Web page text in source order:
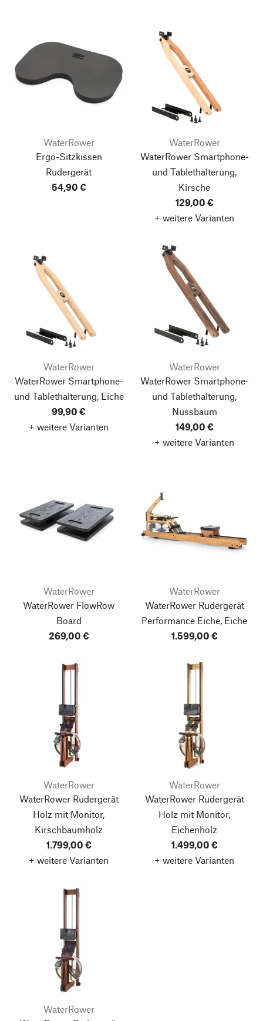
WaterRower
Ergo-Sitzkissen
Rudergerät
54,90 €
WaterRower
WaterRower Smartphone-
und Tablethalterung,
Kirsche
129,00 €
+ weitere Varianten
WaterRower
WaterRower Smartphone-
und Tablethalterung, Eiche
99,90 €
+ weitere Varianten
WaterRower
WaterRower Smartphone-
und Tablethalterung,
Nussbaum
149,00 €
+ weitere Varianten
WaterRower
WaterRower FlowRow
Board
269,00 €
WaterRower
WaterRower Rudergerät
Performance Eiche, Eiche
1.599,00 €
WaterRower
WaterRower Rudergerät
Holz mit Monitor,
Kirschbaumholz
1.799,00 €
+ weitere Varianten
WaterRower
WaterRower Rudergerät
Holz mit Monitor,
Eichenholz
1.499,00 €
+ weitere Varianten
WaterRower